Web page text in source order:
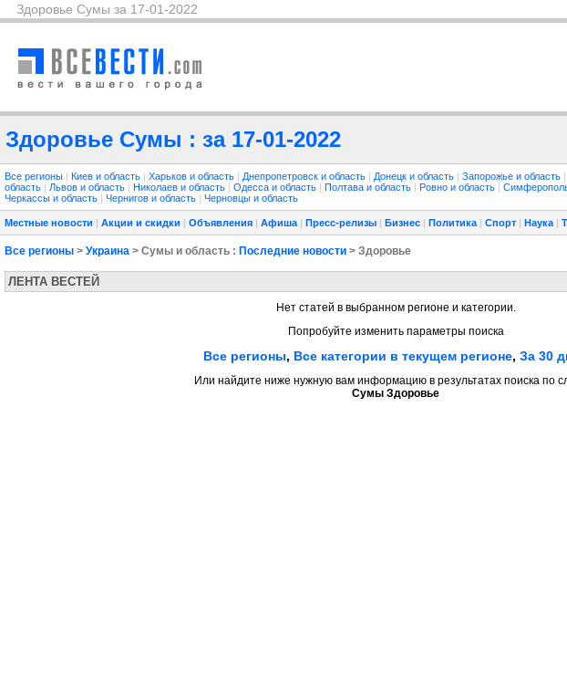
Здоровье Сумы за 17-01-2022
Здоровье Сумы : за 17-01-2022
Все регионы | Киев и область | Харьков и область | Днепропетровск и область | Донецк и область | Запорожье и область |
область | Львов и область | Николаев и область | Одесса и область | Полтава и область | Ровно и область |
Черкассы и область | Чернигов и область | Черновцы и область
Местные новости | Акции и скидки | Объявления | Афиша | Пресс-релизы | Бизнес | Политика | Спорт | Наука |
Все регионы > Украина > Сумы и область : Последние новости > Здоровье
ЛЕНТА ВЕСТЕЙ
Нет статей в выбранном регионе и категории.
Попробуйте изменить параметры поиска
Все регионы, Все категории в текущем регионе, За 30
Или найдите ниже нужную вам информацию в результатах поиска по
Сумы Здоровье